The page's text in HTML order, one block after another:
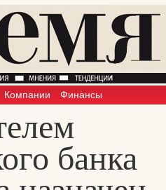
Компании Финансы
банка